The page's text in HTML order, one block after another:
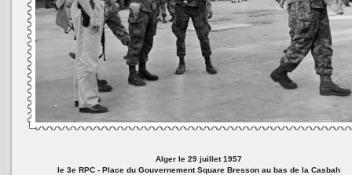
Alger le 29 juillet 1957
le 3e RPC - Place du Gouvernement Square Bresson au bas de la Casbah